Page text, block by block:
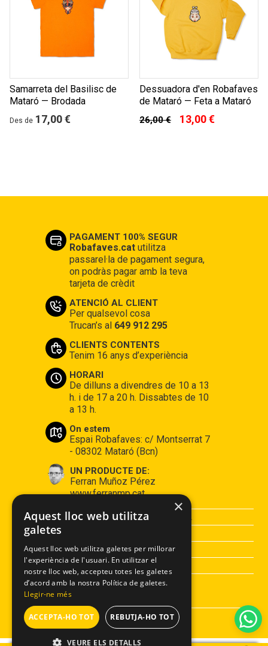
Samarreta del Basilisc de
Mataró — Brodada
Des de 17,00 €
Dessuadora d'en Robafaves
de Mataró — Feta a Mataró
26,00 € 13,00 €
PAGAMENT 100% SEGUR
Robafaves.catutilitza
passarel·la de pagament segura,
on podràs pagar amb la teva
tarjeta de crèdit
ATENCIÓ AL CLIENT
Per qualsevol cosa
Trucan’s al 649 912 295
CLIENTS CONTENTS
Tenim 16 anys d’experiència
HORARI
De dilluns a divendres de 10 a 13
h. i de 17 a 20 h. Dissabtes de 10
a 13 h.
On estem
Espai Robafaves: c/ Montserrat 7
- 08302 Mataró (Bcn)
UN PRODUCTE DE:
Ferran Muñoz Pérez
www.ferranmp.cat
CONDICIONS DE COMPRA
POLÍTICA DE PRIVACITAT
POLÍTICA DE COOKIES
×
Aquest lloc web utilitza
galetes
Aquest lloc web utilitza galetes per millorar
l'experiència de l'usuari. En utilitzar el
nostre lloc web, accepteu totes les galetes
d’acord amb la nostra Política de galetes.
Llegir-ne més
ACCEPTA-HO TOT REBUTJA-HO TOT
VEURE ELS DETALLS